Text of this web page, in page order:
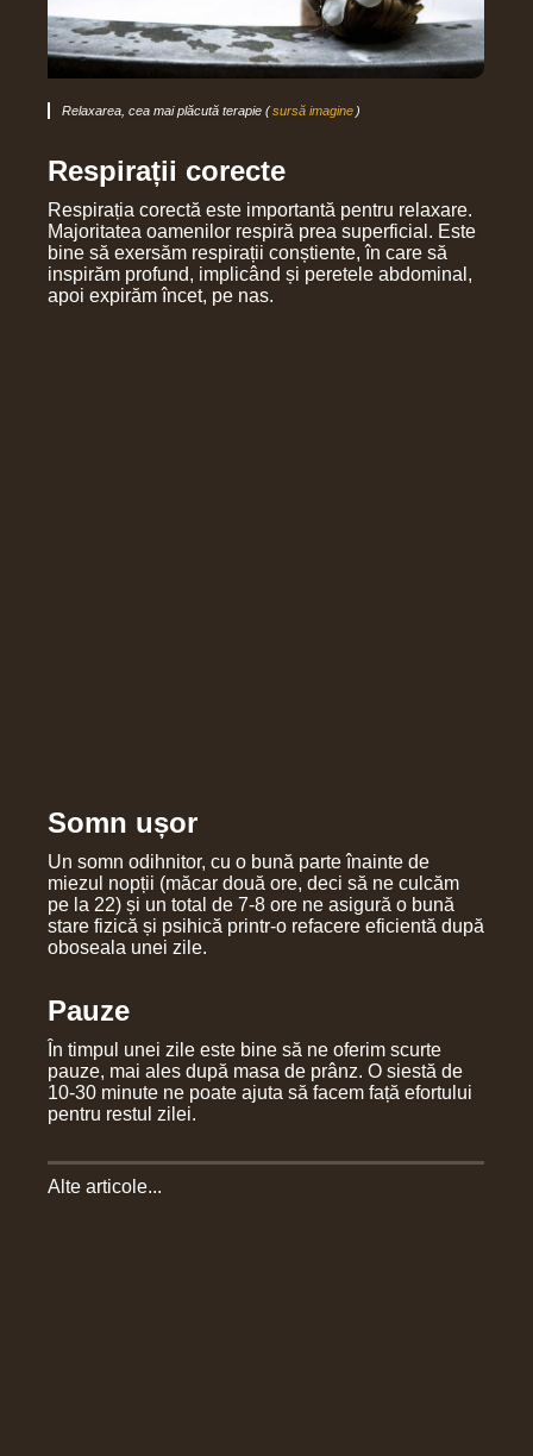
Relaxarea, cea mai plăcută terapie (sursă imagine )
Respirații corecte
Respirația corectă este importantă pentru relaxare.
Majoritatea oamenilor respiră prea superficial. Este
bine să exersăm respirații conștiente, în care să
inspirăm profund, implicând și peretele abdominal,
apoi expirăm încet, pe nas.
Somn ușor
Un somn odihnitor, cu o bună parte înainte de
miezul nopții (măcar două ore, deci să ne culcăm
pe la 22) și un total de 7-8 ore ne asigură o bună
stare fizică și psihică printr-o refacere eficientă după
oboseala unei zile.
Pauze
În timpul unei zile este bine să ne oferim scurte
pauze, mai ales după masa de prânz. O siestă de
10-30 minute ne poate ajuta să facem față efortului
pentru restul zilei.